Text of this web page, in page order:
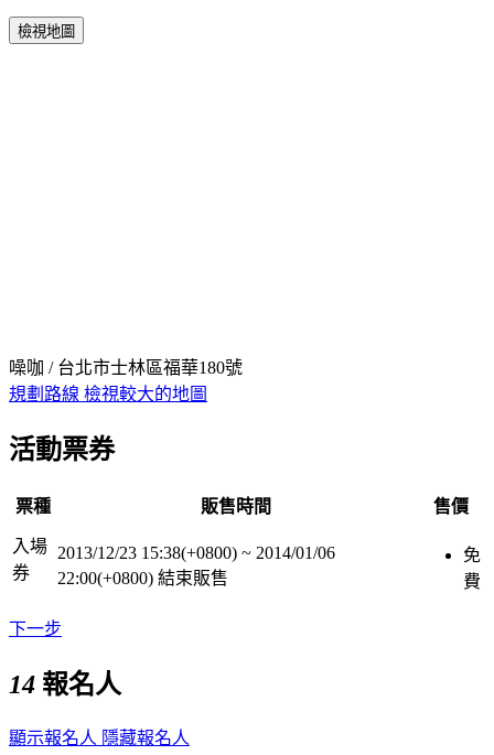
檢視地圖
噪咖 / 台北市士林區福華180號
規劃路線 檢視較大的地圖
活動票券
票種 販售時間 售價
入場
券
2013/12/23 15:38(+0800) ~ 2014/01/06
22:00(+0800) 結束販售
免
費
下一步
14 報名人
顯示報名人 隱藏報名人